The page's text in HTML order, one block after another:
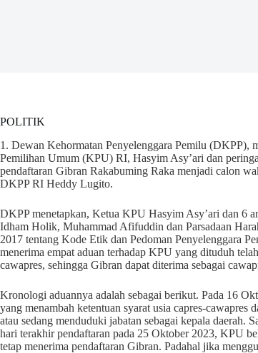
POLITIK
1. Dewan Kehormatan Penyelenggara Pemilu (DKPP),
Pemilihan Umum (KPU) RI, Hasyim Asy’ari dan
pendaftaran Gibran Rakabuming Raka menjadi calon
DKPP RI Heddy Lugito.
DKPP menetapkan, Ketua KPU Hasyim Asy’ari dan 6
Idham Holik, Muhammad Afifuddin dan Parsadaan
2017 tentang Kode Etik dan Pedoman Penyelenggara
menerima empat aduan terhadap KPU yang dituduh
cawapres, sehingga Gibran dapat diterima sebagai
Kronologi aduannya adalah sebagai berikut. Pada 16
yang menambah ketentuan syarat usia capres-
atau sedang menduduki jabatan sebagai kepala daerah.
hari terakhir pendaftaran pada 25 Oktober 2023, KPU
tetap menerima pendaftaran Gibran. Padahal jika